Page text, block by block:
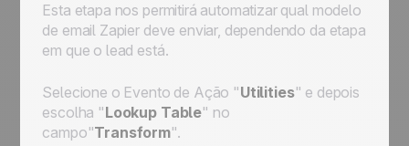
Esta etapa nos permitirá automatizar qual modelo
de email Zapier deve enviar, dependendo da etapa
em que o lead está.
Selecione o Evento de Ação "Utilities" e depois
escolha "Lookup Table" no
campo"Transform".